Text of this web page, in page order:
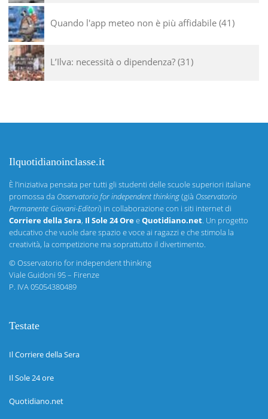
Quando l'app meteo non è più affidabile 41
L’Ilva: necessità o dipendenza? 31
Ilquotidianoinclasse.it
È l’iniziativa pensata per tutti gli studenti delle scuole superiori italiane
promossa da Osservatorio for independent thinking(già Osservatorio
Permanente Giovani-Editori) in collaborazione con i siti internet di
Corriere della Sera, Il Sole 24 OreeQuotidiano.net. Un progetto
educativo che vuole dare spazio e voce ai ragazzi e che stimola la
creatività, la competizione ma soprattutto il divertimento.
©Osservatorio for independent thinking
Viale Guidoni 95 – Firenze
P. IVA 05054380489
Testate
Il Corriere della Sera
Il Sole 24 ore
Quotidiano.net